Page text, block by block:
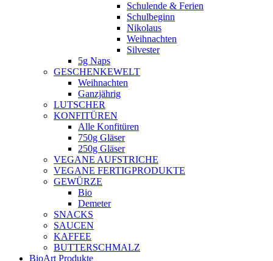
Schulende & Ferien
Schulbeginn
Nikolaus
Weihnachten
Silvester
5g Naps
GESCHENKEWELT
Weihnachten
Ganzjährig
LUTSCHER
KONFITÜREN
Alle Konfitüren
750g Gläser
250g Gläser
VEGANE AUFSTRICHE
VEGANE FERTIGPRODUKTE
GEWÜRZE
Bio
Demeter
SNACKS
SAUCEN
KAFFEE
BUTTERSCHMALZ
BioArt Produkte